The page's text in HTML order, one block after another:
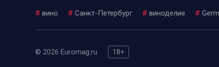
# вино # Санкт-Петербург # виноделие #
© 2026 Euromag.ru 18+